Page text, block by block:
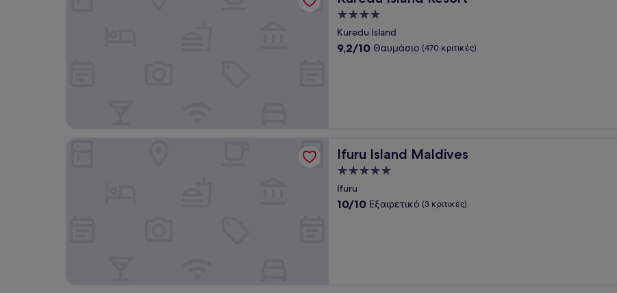
Κατάλυμα
με
4.0
Kuredu Island
9.2
9,2/10 Θαυμάσιο (470 κριτικές)
Ifuru Island Maldives
Ifuru Island Maldives
Κατάλυμα
με
5.0
Ifuru
10.0
10/10 Εξαιρετικό (3 κριτικές)